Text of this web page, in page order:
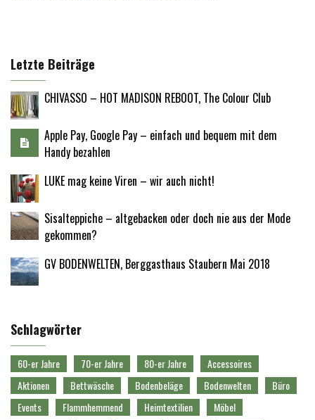
Letzte Beiträge
CHIVASSO – HOT MADISON REBOOT, The Colour Club
Apple Pay, Google Pay – einfach und bequem mit dem
Handy bezahlen
LUKE mag keine Viren – wir auch nicht!
Sisalteppiche – altgebacken oder doch nie aus der Mode
gekommen?
GV BODENWELTEN, Berggasthaus Staubern Mai 2018
Schlagwörter
60-er Jahre 70-er Jahre 80-er Jahre
Accessoires
Aktionen
Bettwäsche Bodenbeläge Bodenwelten
Büro
Events
Flammhemmend Heimtextilien
Möbel